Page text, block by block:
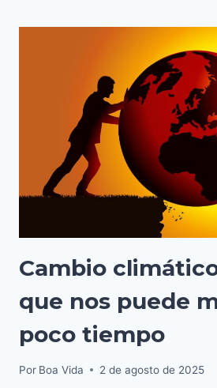
ALTERNATIVAS
DESARROLLO
Cambio
que nos puede
poco tiempo
Por Boa Vida 2 de agosto de 2025